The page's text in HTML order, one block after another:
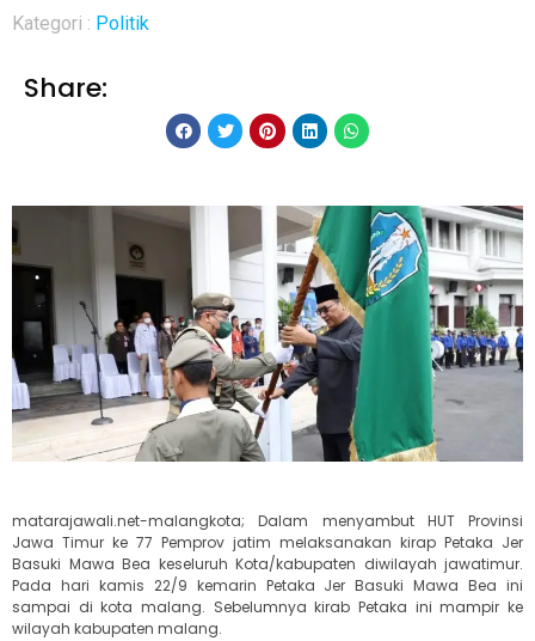
Kategori : Politik
Share:
matarajawali.net-malangkota; Dalam menyambut HUT Provinsi
Jawa Timur ke 77 Pemprov jatim melaksanakan kirap Petaka Jer
Basuki Mawa Bea keseluruh Kota/kabupaten diwilayah jawatimur.
Pada hari kamis 22/9 kemarin Petaka Jer Basuki Mawa Bea ini
sampai di kota malang. Sebelumnya kirab Petaka ini mampir ke
wilayah kabupaten malang.